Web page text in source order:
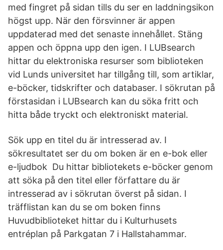
med fingret på sidan tills du ser en laddningsikon
högst upp. När den försvinner är appen
uppdaterad med det senaste innehållet. Stäng
appen och öppna upp den igen. I LUBsearch
hittar du elektroniska resurser som biblioteken
vid Lunds universitet har tillgång till, som artiklar,
e-böcker, tidskrifter och databaser. I sökrutan på
förstasidan i LUBsearch kan du söka fritt och
hitta både tryckt och elektroniskt material.
Sök upp en titel du är intresserad av. I
sökresultatet ser du om boken är en e-bok eller
e-ljudbok Du hittar bibliotekets e-böcker genom
att söka på den titel eller författare du är
intresserad av i sökrutan överst på sidan. I
träfflistan kan du se om boken finns
Huvudbiblioteket hittar du i Kulturhusets
entréplan på Parkgatan 7 i Hallstahammar.